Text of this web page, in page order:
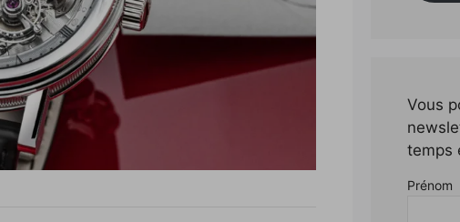
Vous
temps
Prénom